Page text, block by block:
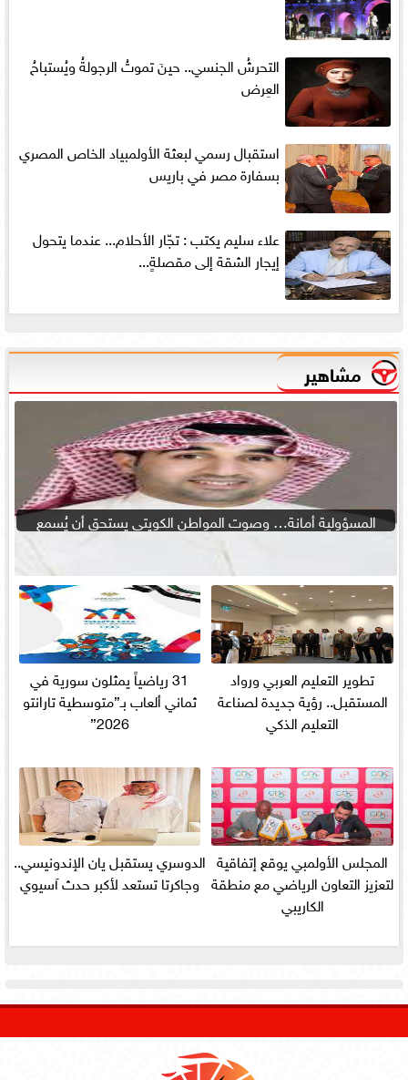
التحرشُ الجنسي.. حينَ تموتُ الرجولةُ ويُستباحُ
العِرض
استقبال رسمي لبعثة الأولمبياد الخاص المصري
بسفارة مصر في باريس
علاء سليم يكتب : تجّار الأحلام... عندما يتحول
إيجار الشقة إلى مقصلةٍ...
مشاهير
المسؤولية أمانة… وصوت المواطن الكويتى يستحق أن يُسمع
تطوير التعليم العربي ورواد
المستقبل.. رؤية جديدة لصناعة
التعليم الذكي
31 رياضياً يمثلون سورية في
ثماني ألعاب بـ”متوسطية تارانتو
2026”
المجلس الأولمبي يوقع إتفاقية
لتعزيز التعاون الرياضي مع منطقة
الكاريبي
الدوسري يستقبل يان الإندونيسي..
وجاكرتا تستعد لأكبر حدث آسيوي